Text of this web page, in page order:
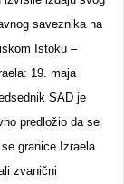
saveznika na
Istoku –
19. maja
SAD je
predložio da se
granice Izraela
zvanični